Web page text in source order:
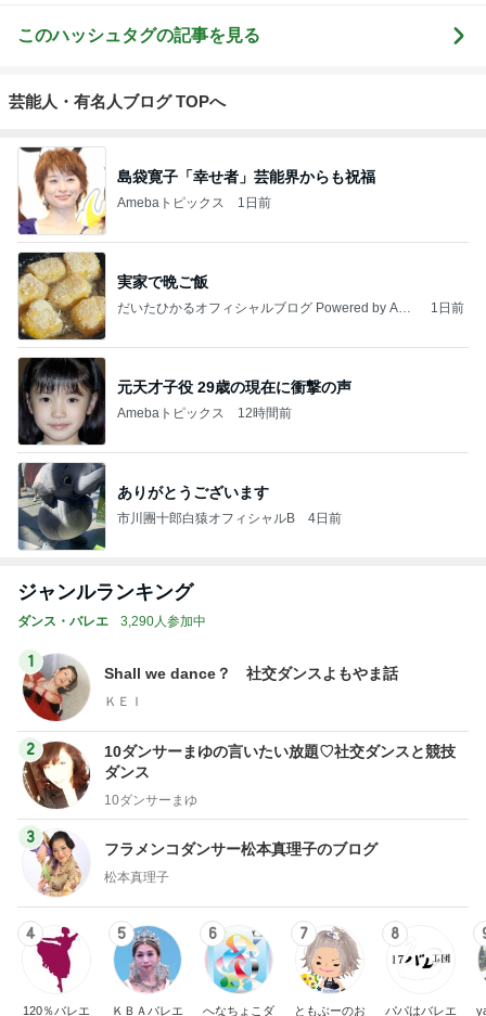
このハッシュタグの記事を見る
芸能人・有名人ブログ TOPへ
島袋寛子「幸せ者」芸能界からも祝福
Amebaトピックス 1日前
実家で晩ご飯
だいたひかるオフィシャルブログ Powered by Ame
1日前
元天才子役 29歳の現在に衝撃の声
Amebaトピックス 12時間前
ありがとうございます
市川團十郎白猿オフィシャルB 4日前
ジャンルランキング
ダンス・バレエ 3,290人参加中
1
Shall we dance？ 社交ダンスよもやま話
ＫＥＩ
2
10ダンサーまゆの言いたい放題♡社交ダンスと競技
ダンス
10ダンサーまゆ
3
フラメンコダンサー松本真理子のブログ
松本真理子
4
120％バレエ
5
ＫＢＡバレエ
6
へなちょこダ
7
ともぶーのお
8
パパはバレエ